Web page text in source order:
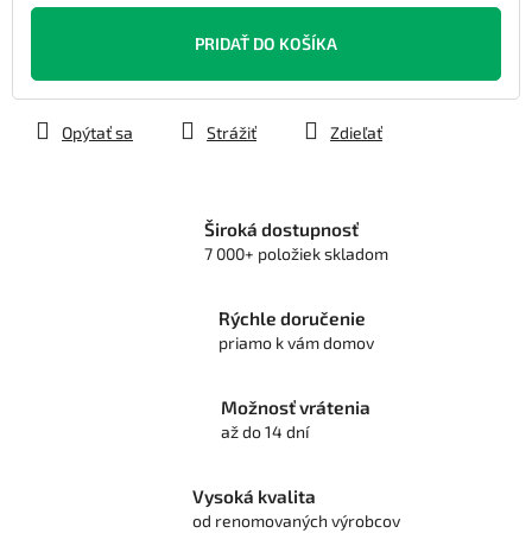
Jednotková
PRIDAŤ DO KOŠÍKA
Opýtať sa Strážiť Zdieľať
Široká dostupnosť
7 000+ položiek skladom
Rýchle doručenie
priamo k vám domov
Možnosť vrátenia
až do 14 dní
Vysoká kvalita
od renomovaných výrobcov